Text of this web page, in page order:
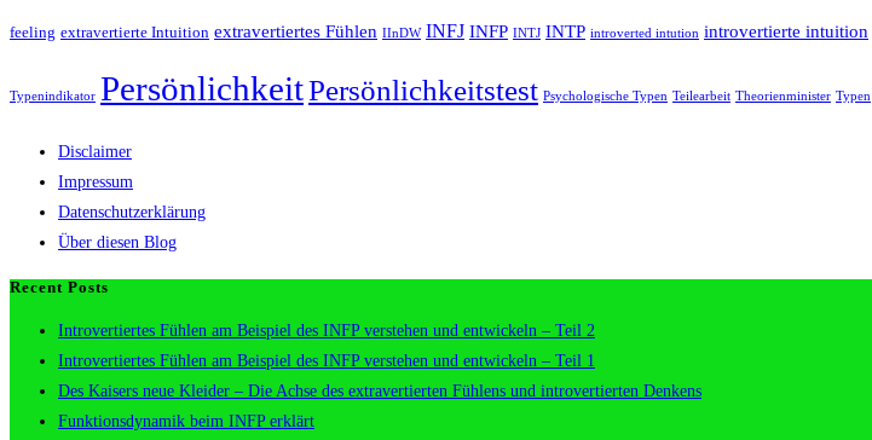
feeling extravertierte Intuition extravertiertes Fühlen IInDW INFJ INFP INTJ INTP introverted intution introvertierte intuition
Typenindikator PersönlichkeitPersönlichkeitstest Psychologische Typen Teilearbeit Theorienminister Typen
Disclaimer
Impressum
Datenschutzerklärung
Über diesen Blog
Recent Posts
Introvertiertes Fühlen am Beispiel des INFP verstehen und entwickeln – Teil 2
Introvertiertes Fühlen am Beispiel des INFP verstehen und entwickeln – Teil 1
Des Kaisers neue Kleider – Die Achse des extravertierten Fühlens und introvertierten Denkens
Funktionsdynamik beim INFP erklärt